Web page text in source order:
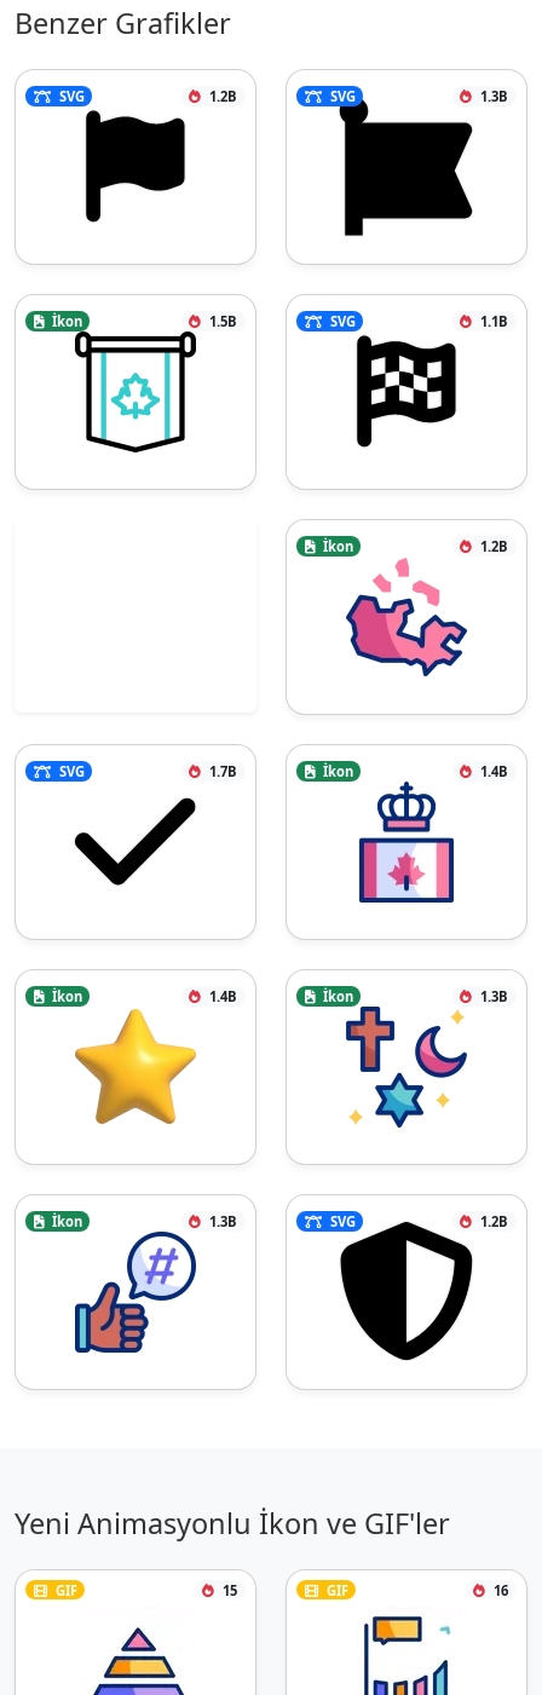
Benzer Grafikler
SVG 1.2B SVG 1.3B
İkon 1.5B SVG 1.1B
İkon 1.2B
SVG 1.7B İkon 1.4B
İkon 1.4B İkon 1.3B
İkon 1.3B SVG 1.2B
Yeni Animasyonlu İkon ve GIF'ler
GIF 15 GIF 16